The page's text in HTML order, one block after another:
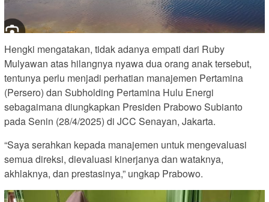
Hengki mengatakan, tidak adanya empati dari Ruby
Mulyawan atas hilangnya nyawa dua orang anak tersebut,
tentunya perlu menjadi perhatian manajemen Pertamina
(Persero) dan Subholding Pertamina Hulu Energi
sebagaimana diungkapkan Presiden Prabowo Subianto
pada Senin (28/4/2025) di JCC Senayan, Jakarta.
“Saya serahkan kepada manajemen untuk mengevaluasi
semua direksi, dievaluasi kinerjanya dan wataknya,
akhlaknya, dan prestasinya,” ungkap Prabowo.